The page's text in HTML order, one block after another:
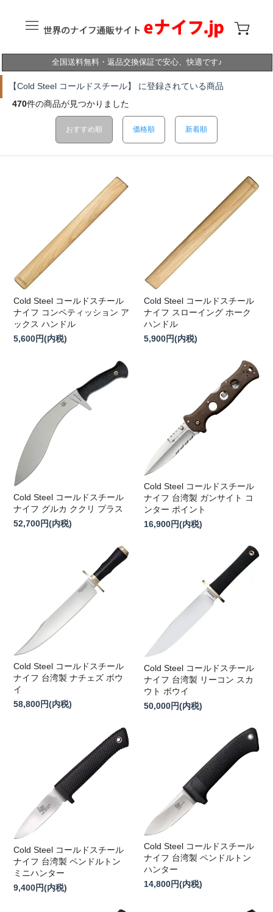
全国送料無料・返品交換保証で安心、快適です♪
【Cold Steel コールドスチール】 に登録されている商品
470件の商品が見つかりました
おすすめ順 価格順 新着順
Cold Steel コールドスチール
ナイフ コンペティッション ア
ックス ハンドル
5,600円(内税)
Cold Steel コールドスチール
ナイフ スローイング ホーク
ハンドル
5,900円(内税)
Cold Steel コールドスチール
ナイフ グルカ ククリ プラス
52,700円(内税)
Cold Steel コールドスチール
ナイフ 台湾製 ガンサイト コ
ンター ポイント
16,900円(内税)
Cold Steel コールドスチール
ナイフ 台湾製 ナチェズ ボウ
イ
58,800円(内税)
Cold Steel コールドスチール
ナイフ 台湾製 リーコン スカ
ウト ボウイ
50,000円(内税)
Cold Steel コールドスチール
ナイフ 台湾製 ペンドルトン
ミニハンター
9,400円(内税)
Cold Steel コールドスチール
ナイフ 台湾製 ペンドルトン
ハンター
14,800円(内税)